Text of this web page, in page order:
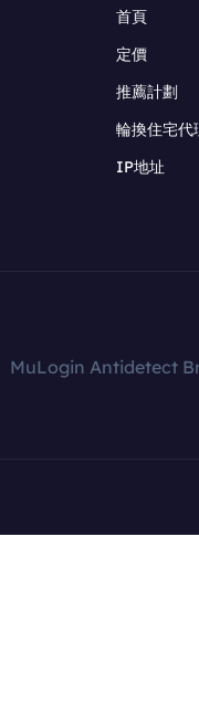
首頁
定價
推薦計劃
輪換住宅代
IP地址
MuLogin Antidetect